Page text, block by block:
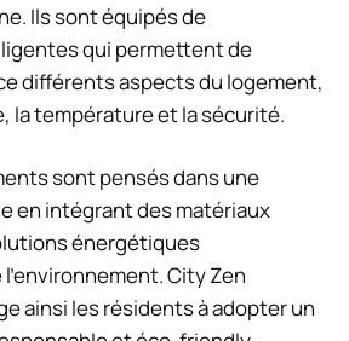
Ils sont équipés de
qui permettent de
différents aspects du logement,
la température et la sécurité.
sont pensés dans une
en intégrant des matériaux
énergétiques
City Zen
ainsi les résidents à adopter un